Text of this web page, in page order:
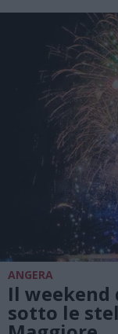
ANGERA
Il weekend
sotto le